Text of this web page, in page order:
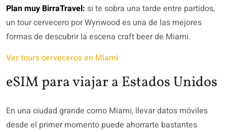
Plan muy BirraTravel: si te sobra una tarde entre partidos,
un tour cervecero por Wynwood es una de las mejores
formas de descubrir la escena craft beer de Miami.
Ver tours cerveceros en Miami
eSIM para viajar a Estados Unidos
En una ciudad grande como Miami, llevar datos móviles
desde el primer momento puede ahorrarte bastantes